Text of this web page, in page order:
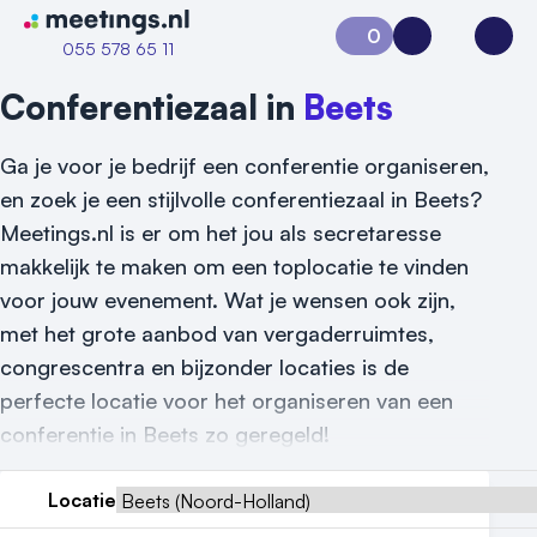
Naar home van Meetings
055 578 65 11
Vraag locatie aan
Meld locatie aan
0
Aanvraag 0Inloggen
Conferentiezaal in Beets
Ga je voor je bedrijf een conferentie organiseren,
en zoek je een stijlvolle conferentiezaal in Beets?
Meetings.nl is er om het jou als secretaresse
makkelijk te maken om een toplocatie te vinden
voor jouw evenement. Wat je wensen ook zijn,
met het grote aanbod van vergaderruimtes,
congrescentra en bijzonder locaties is de
perfecte locatie voor het organiseren van een
conferentie in Beets zo geregeld!
Locatie